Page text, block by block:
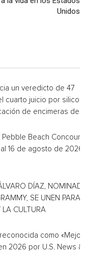
Unidos
un veredicto de 47
cuarto juicio por
de encimeras de...
Beach Concours
16 de agosto de 2026
DÍAZ,
SE UNEN PARA
LA CULTURA
como «Mejor
2026 por U.S. News &